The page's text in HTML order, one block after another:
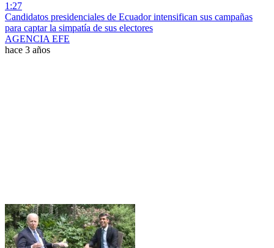
1:27
Candidatos presidenciales de Ecuador intensifican sus campañas
para captar la simpatía de sus electores
AGENCIA EFE
hace 3 años